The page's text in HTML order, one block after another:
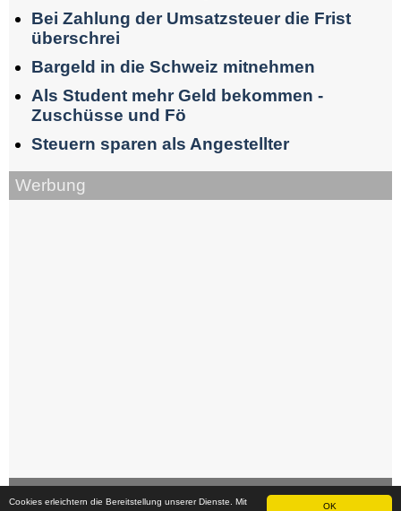
OK
Cookies erleichtern die Bereitstellung unserer Dienste. Mit
Bei Zahlung der Umsatzsteuer die Frist
überschrei
Bargeld in die Schweiz mitnehmen
Als Student mehr Geld bekommen -
Zuschüsse und Fö
Steuern sparen als Angestellter
Werbung